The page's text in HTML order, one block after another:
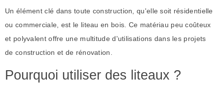
Un élément clé dans toute construction, qu'elle soit résidentielle
ou commerciale, est le liteau en bois. Ce matériau peu coûteux
et polyvalent offre une multitude d'utilisations dans les projets
de construction et de rénovation.
Pourquoi utiliser des liteaux ?